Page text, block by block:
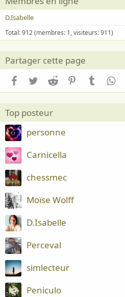
D.Isabelle
Total: 912 (membres: 1, visiteurs: 911)
Partager cette page
Facebook
TwitterReddit PinterestTumblr
Top posteur
personne
Carnicella
chessmec
Moïse Wolff
D.Isabelle
Perceval
simlecteur
Peniculo